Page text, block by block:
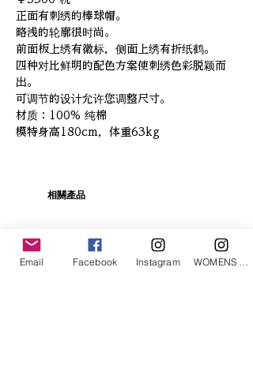
正面有刺绣的棒球帽。
略浅的轮廓很时尚。
前面板上绣有徽标，侧面上绣有折纸鹤。
四种对比鲜明的配色方案使刺绣色彩脱颖而
出。
可调节的设计允许您调整尺寸。
材质：100% 纯棉
模特身高180cm，体重63kg
相關產品
Email Facebook Instagram